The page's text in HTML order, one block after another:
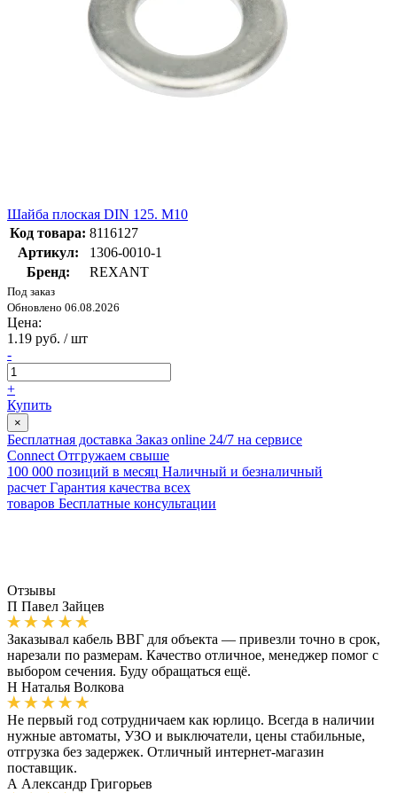
Шайба плоская DIN 125. M10
Код товара: 8116127
Артикул:
1306-0010-1
Бренд:
REXANT
Под заказ
Обновлено 06.08.2026
Цена:
1.19 руб. / шт
-
+
Купить
×
Бесплатная доставка Заказ online 24/7 на сервисе
Connect Отгружаем свыше
100 000 позиций в месяц Наличный и безналичный
расчет Гарантия качества всех
товаров Бесплатные консультации
Отзывы
П Павел Зайцев
Заказывал кабель ВВГ для объекта — привезли точно в срок,
нарезали по размерам. Качество отличное, менеджер помог с
выбором сечения. Буду обращаться ещё.
Н Наталья Волкова
Не первый год сотрудничаем как юрлицо. Всегда в наличии
нужные автоматы, УЗО и выключатели, цены стабильные,
отгрузка без задержек. Отличный интернет-магазин
поставщик.
А Александр Григорьев